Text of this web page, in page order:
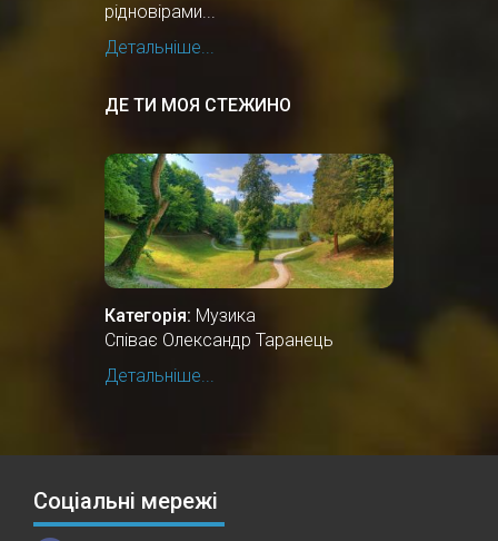
рідновірами...
Детальніше...
ДЕ ТИ МОЯ СТЕЖИНО
Категорія: Музика
Співає Олександр Таранець
Детальніше...
Соціальні мережі